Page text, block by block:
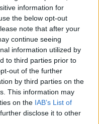
information for
the below opt-out
note that after your
continue seeing
information utilized by
to third parties prior to
out of the further
by third parties on the
This information may
on the IAB’s List of
disclose it to other
LinkedInTumblr Email
ΆΡΘΡΟ
τη δολοφονία σε